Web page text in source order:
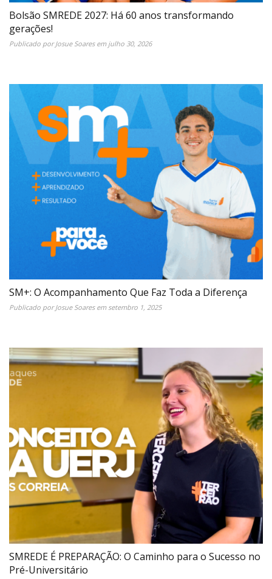
Bolsão SMREDE 2027: Há 60 anos transformando
gerações!
Publicado porJosue Soaresem julho 30, 2026
SM+: O Acompanhamento Que Faz Toda a Diferença
Publicado porJosue Soaresemsetembro 1, 2025
SMREDE É PREPARAÇÃO: O Caminho para o Sucesso no
Pré-Universitário